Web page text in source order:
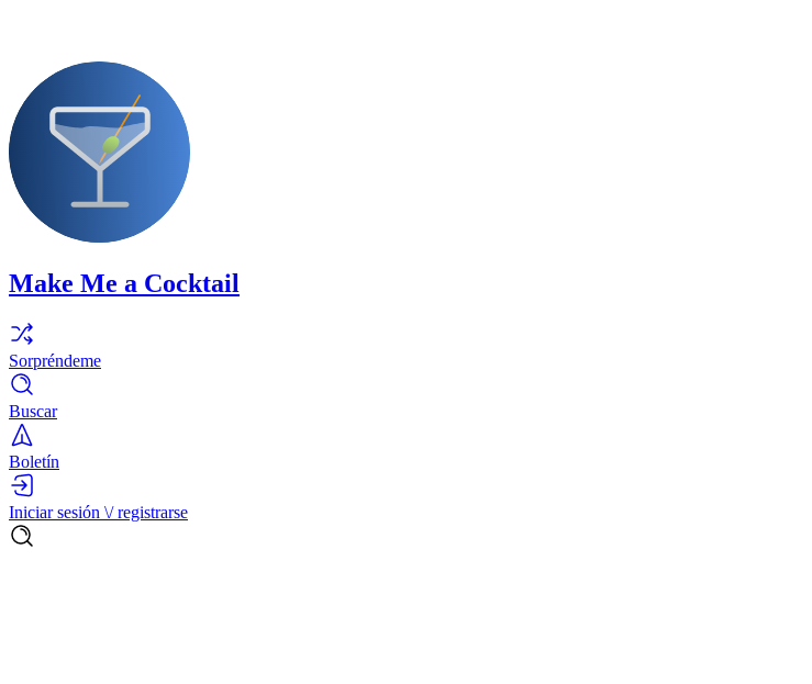
Make Me a Cocktail
Sorpréndeme
Buscar
Boletín
Iniciar sesión \/ registrarse